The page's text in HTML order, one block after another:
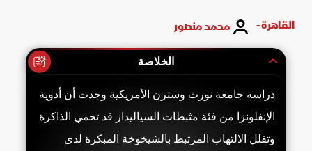
القاهرة - محمد منصور
الخلاصة
دراسة جامعة نورث وسترن الأمريكية وجدت أن أدوية
الإنفلونزا من فئة مثبطات السياليداز قد تحمي الذاكرة
وتقلل الالتهاب المرتبط بالشيخوخة المبكرة لدى